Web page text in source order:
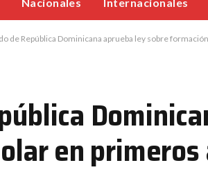
de República Dominicana aprueba ley sobre
en